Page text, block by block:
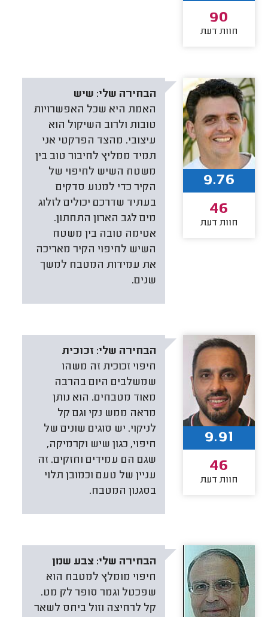
90
חוות דעת
הבחירה שלי: שיש
האמת היא שכל האפשרויות
טובות ולרוב השיקול הוא
עיצובי. מהצד הפרקטי אני
תמיד ממליץ לחיבור טוב בין
משטח השיש לחיפוי של
הקיר כדי למנוע סדקים
בעתיד שדרכם יכולים לזלוג
מים לגב הארון התחתון.
אטימה טובה בין משטח
השיש לחיפוי הקיר מאריכה
את עמידות המטבח למשך
שנים.
9.76
46
חוות דעת
הבחירה שלי: זכוכית
חיפוי זכוכית זה משהו
שמשלבים היום בהרבה
מאוד מטבחים. הוא נותן
מראה ממש נקי וגם קל
לניקוי. יש סוגים שונים של
חיפוי, כגון שיש וקרמיקה,
שגם הם עמידים וחזקים. זה
עניין של טעם וכמובן תלוי
בסגנון המטבח.
9.91
46
חוות דעת
הבחירה שלי: צבע שמן
חיפוי מומלץ למטבח הוא
שפכטל וגמר סופר לק מט.
קל לרחיצה וזול ביחס לשאר